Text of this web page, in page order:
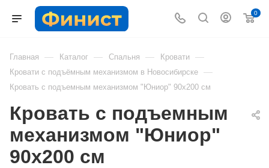
0
Главная — Каталог — Спальня — Кровати —
Кровати с подъёмным механизмом в Новосибирске —
Кровать с подъемным механизмом "Юниор" 90х200 см
Кровать с подъемным
механизмом "Юниор"
90х200 см